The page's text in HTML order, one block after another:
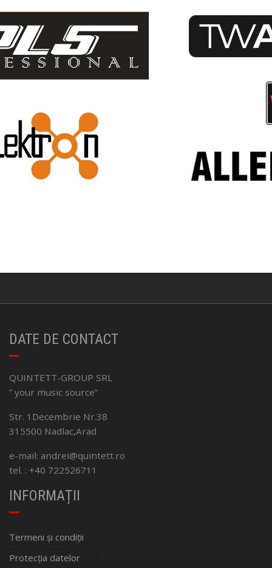
DATE DE CONTACT
QUINTETT-GROUP SRL
” your music source”
Str. 1Decembrie Nr.38
315500 Nadlac,Arad
e-mail: andrei@quintett.ro
tel. : +40 722526711
INFORMAȚII
Termeni și condiții
Protecția datelor